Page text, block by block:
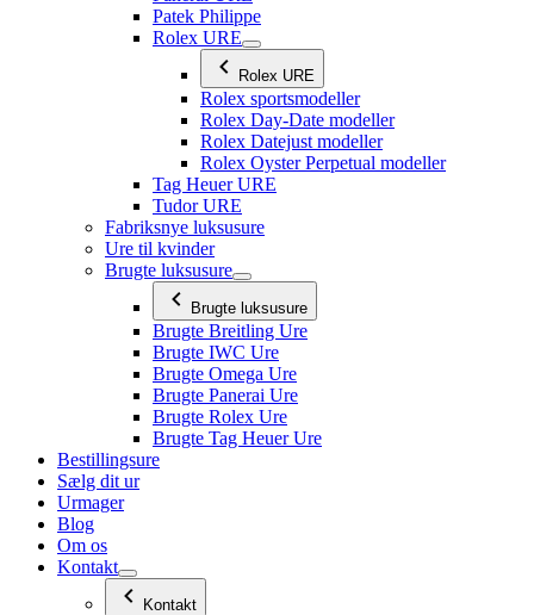
Patek Philippe
Rolex URE
Rolex URE
Rolex sportsmodeller
Rolex Day-Date modeller
Rolex Datejust modeller
Rolex Oyster Perpetual modeller
Tag Heuer URE
Tudor URE
Fabriksnye luksusure
Ure til kvinder
Brugte luksusure
Brugte luksusure
Brugte Breitling Ure
Brugte IWC Ure
Brugte Omega Ure
Brugte Panerai Ure
Brugte Rolex Ure
Brugte Tag Heuer Ure
Bestillingsure
Sælg dit ur
Urmager
Blog
Om os
Kontakt
Kontakt